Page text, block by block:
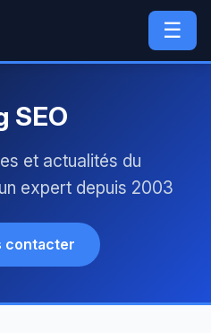
☰
SEO
et actualités du
expert depuis 2003
contacter